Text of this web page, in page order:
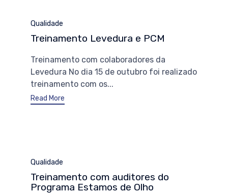
Category
Qualidade
Treinamento Levedura e PCM
Treinamento com colaboradores da
Levedura No dia 15 de outubro foi realizado
treinamento com os...
Read More
Category
Qualidade
Treinamento com auditores do
Programa Estamos de Olho